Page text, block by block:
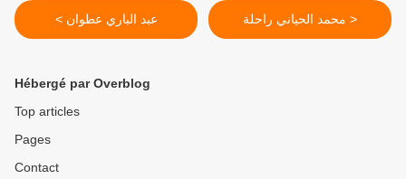
< عبد الباري عطوان محمد الحياني راحلة >
Hébergé par Overblog
Top articles
Pages
Contact